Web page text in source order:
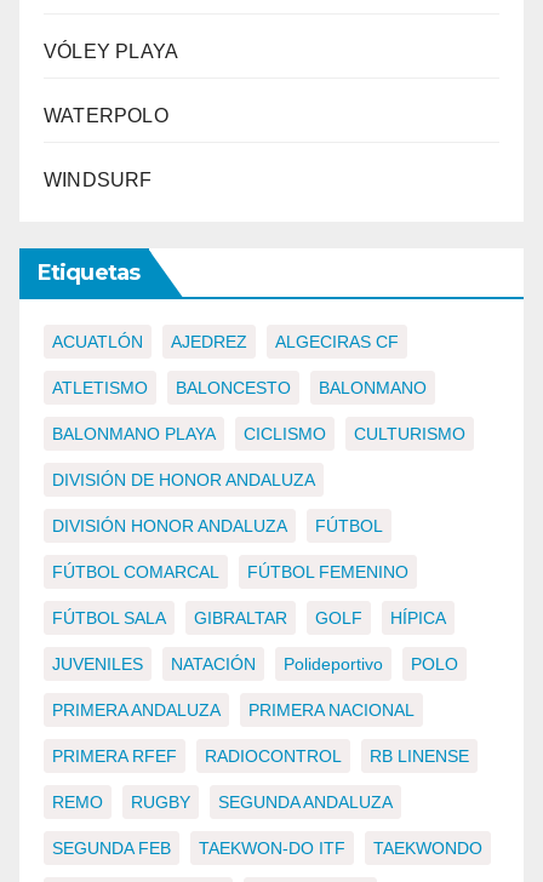
VÓLEY PLAYA
WATERPOLO
WINDSURF
Etiquetas
ACUATLÓN AJEDREZ ALGECIRAS CF
ATLETISMO BALONCESTO BALONMANO
BALONMANO PLAYA CICLISMO CULTURISMO
DIVISIÓN DE HONOR ANDALUZA
DIVISIÓN HONOR ANDALUZA FÚTBOL
FÚTBOL COMARCAL FÚTBOL FEMENINO
FÚTBOL SALA GIBRALTAR GOLF HÍPICA
JUVENILES NATACIÓN Polideportivo POLO
PRIMERA ANDALUZA PRIMERA NACIONAL
PRIMERA RFEF RADIOCONTROL RB LINENSE
REMO RUGBY SEGUNDA ANDALUZA
SEGUNDA FEB TAEKWON-DO ITF TAEKWONDO